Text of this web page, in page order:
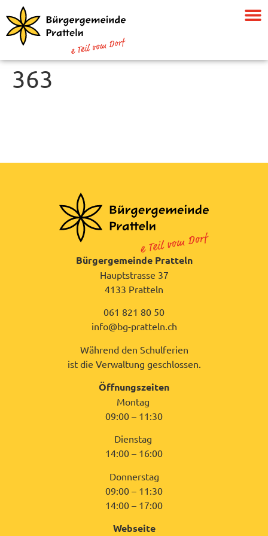
363
Bürgergemeinde Pratteln
Hauptstrasse 37
4133 Pratteln
061 821 80 50
info@bg-pratteln.ch
Während den Schulferien
ist die Verwaltung geschlossen.
Öffnungszeiten
Montag
09:00 – 11:30
Dienstag
14:00 – 16:00
Donnerstag
09:00 – 11:30
14:00 – 17:00
Webseite